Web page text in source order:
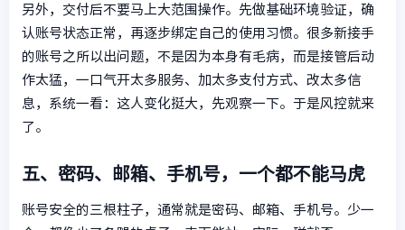
另外，交付后不要马上大范围操作。先做基础环境验证，确
认账号状态正常，再逐步绑定自己的使用习惯。很多新接手
的账号之所以出问题，不是因为本身有毛病，而是接管后动
作太猛，一口气开太多服务、加太多支付方式、改太多信
息，系统一看：这人变化挺大，先观察一下。于是风控就来
了。
五、密码、邮箱、手机号，一个都不能马虎
账号安全的三根柱子，通常就是密码、邮箱、手机号。少一